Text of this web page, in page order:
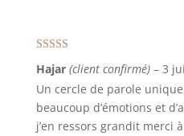
Hajar (client confirmé) – 3
Un cercle de parole
beaucoup d’émotions et
j’en ressors grandit merci